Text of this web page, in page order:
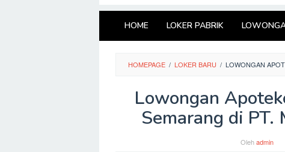
HOME LOKER PABRIK
HOMEPAGE / LOKER BARU / LOWONGAN
Lowongan
Semarang di
Olehadmin